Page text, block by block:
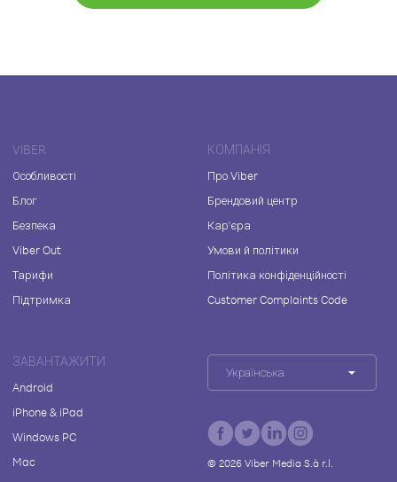
VIBER
Особливості
Блог
Безпека
Viber Out
Тарифи
Підтримка
КОМПАНІЯ
Про Viber
Брендовий центр
Кар'єра
Умови й політики
Політика конфіденційності
Customer Complaints Code
ЗАВАНТАЖИТИ
Android
iPhone & iPad
Windows PC
Mac
Українська
© 2026Viber Media S.à r.l.